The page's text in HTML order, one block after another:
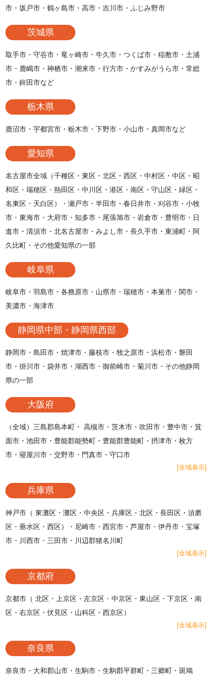
市・坂戸市・鶴ヶ島市・高市・吉川市・ふじみ野市
茨城県
取手市・守谷市・竜ヶ崎市・牛久市・つくば市・稲敷市・土浦
市・鹿嶋市・神栖市・潮来市・行方市・かすみがうら市・常総
市・鉾田市など
栃木県
鹿沼市・宇都宮市・栃木市・下野市・小山市・真岡市など
愛知県
名古屋市全域（千種区・東区・北区・西区・中村区・中区・昭
和区・瑞穂区・熱田区・中川区・港区・南区・守山区・緑区・
名東区・天白区）・瀬戸市・半田市・春日井市・刈谷市・小牧
市・東海市・大府市・知多市・尾張旭市・岩倉市・豊明市・日
進市・清須市・北名古屋市・みよし市・長久手市・東浦町・阿
久比町・その他愛知県の一部
岐阜県
岐阜市・羽島市・各務原市・山県市・瑞穂市・本巣市・関市・
美濃市・海津市
静岡県中部・静岡県西部
静岡市・島田市・焼津市・藤枝市・牧之原市・浜松市・磐田
市・掛川市・袋井市・湖西市・御前崎市・菊川市・その他静岡
県の一部
大阪府
（全域）三島郡島本町・ 高槻市・茨木市・吹田市・豊中市・箕
面市・池田市・豊能郡能勢町・豊能郡豊能町・摂津市・枚方
市・寝屋川市・交野市・門真市・守口市
[全域表示]
兵庫県
神戸市（ 東灘区・灘区・中央区・兵庫区・北区・長田区・須磨
区・垂水区・西区）・尼崎市・西宮市・芦屋市・伊丹市・宝塚
市・川西市・三田市・川辺郡猪名川町
[全域表示]
京都府
京都市（ 北区・上京区・左京区・中京区・東山区・下京区・南
区・右京区・伏見区・山科区・西京区）
[全域表示]
奈良県
奈良市・大和郡山市・生駒市・生駒郡平群町・三郷町・斑鳩